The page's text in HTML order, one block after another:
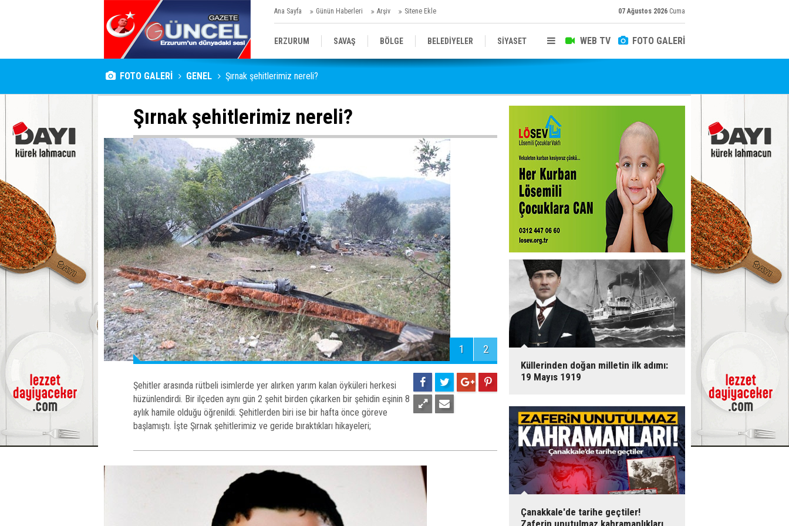
Ana Sayfa Günün Haberleri Arşiv Sitene Ekle 07 Ağustos 2026 Cuma
WEB TV FOTO GALERİ
ERZURUM SAVAŞ BÖLGE BELEDİYELER SİYASET
SPOR
FOTO GALERİ GENEL Şırnak şehitlerimiz nereli?
Şırnak şehitlerimiz nereli?
1 2
Şehitler arasında rütbeli isimlerde yer alırken yarım kalan öyküleri herkesi
hüzünlendirdi. Bir ilçeden aynı gün 2 şehit birden çıkarken bir şehidin eşinin 8
aylık hamile olduğu öğrenildi. Şehitlerden biri ise bir hafta önce göreve
başlamıştı. İşte Şırnak şehitlerimiz ve geride bıraktıkları hikayeleri;
Küllerinden doğan milletin ilk adımı:
19 Mayıs 1919
Çanakkale'de tarihe geçtiler!
Zaferin unutulmaz kahramanlıkları